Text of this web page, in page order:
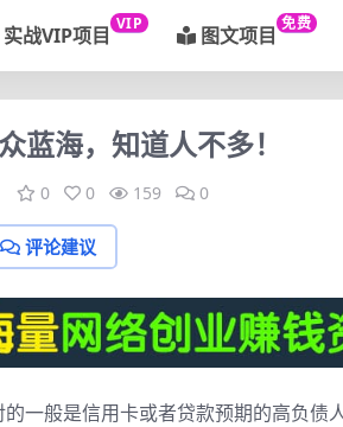
实战VIP项目 VIP 图文项目 免费
蓝海，知道人不多！
0 0 159 0
评论建议
一般是信用卡或者贷款预期的高负